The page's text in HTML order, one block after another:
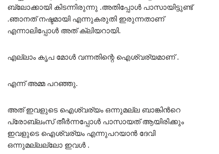
ബ്ലോക്കായി കിടന്നിരുന്നു .അതിപ്പോൾ പാസായിട്ടുണ്ട്
.ഞാനത് നഷ്ടമായി എന്നുകരുതി ഇരുന്നതാണ്
എന്നാലിപ്പോൾ അത് ക്ലിയറായി.
എല്ലാം കൃപ മോൾ വന്നതിന്റെ ഐശ്വര്യമാണ് .
എന്ന് അമ്മ പറഞ്ഞു.
അത് ഇവളുടെ ഐശ്വര്യം ഒന്നുമല്ല ബാങ്കിൻറെ
പ്രോബ്ലംസ് തീർന്നപ്പോൾ പാസായത് ആയിരിക്കും
ഇവളുടെ ഐശ്വര്യം എന്നുപറയാൻ ദേവി
ഒന്നുമല്ലല്ലോ ഇവൾ .